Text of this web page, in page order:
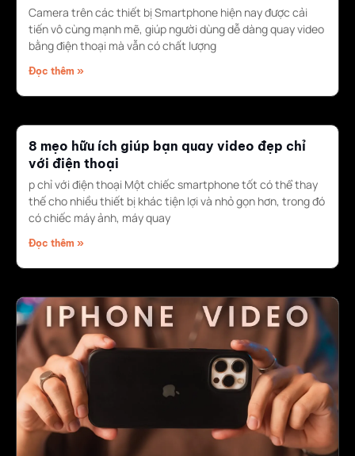
Camera trên các thiết bị Smartphone hiện nay được cải
tiến vô cùng mạnh mẽ, giúp người dùng dễ dàng quay video
bằng điện thoại mà vẫn có chất lượng
Đọc thêm »
8 mẹo hữu ích giúp bạn quay video đẹp chỉ
với điện thoại
p chỉ với điện thoại Một chiếc smartphone tốt có thể thay
thế cho nhiều thiết bị khác tiện lợi và nhỏ gọn hơn, trong đó
có chiếc máy ảnh, máy quay
Đọc thêm »